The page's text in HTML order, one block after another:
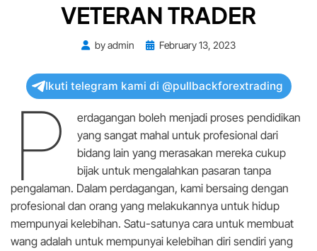
VETERAN TRADER
byadmin
PostedFebruary 13, 2023
Ikuti telegram kami di @pullbackforextrading
P
erdagangan boleh menjadi proses pendidikan
yang sangat mahal untuk profesional dari
bidang lain yang merasakan mereka cukup
bijak untuk mengalahkan pasaran tanpa
pengalaman. Dalam perdagangan, kami bersaing dengan
profesional dan orang yang melakukannya untuk hidup
mempunyai kelebihan. Satu-satunya cara untuk membuat
wang adalah untuk mempunyai kelebihan diri sendiri yang